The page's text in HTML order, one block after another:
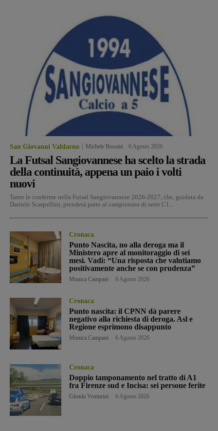
San Giovanni Valdarno Michele Bossini 6 Agosto 2026
La Futsal Sangiovannese ha scelto la strada
della continuità, appena un paio i volti
nuovi
Tante le conferme nella Futsal Sangiovannese 2026-2027, che, guidata da
Daniele Scarpellini, prenderà parte al campionato di serie C1...
Cronaca
Punto Nascita, no alla deroga ma il
Ministero apre al monitoraggio di sei
mesi. Vadi: “Una risposta che valutiamo
positivamente anche se con prudenza”
Monica Campani 6 Agosto 2026
Cronaca
Punto nascita: il CPNN dà parere
negativo alla richiesta di deroga. Asl e
Regione esprimono disappunto
Monica Campani 6 Agosto 2026
Cronaca
Doppio tamponamento nel tratto di A1
fra Firenze sud e Incisa: sei persone ferite
Glenda Venturini 6 Agosto 2026